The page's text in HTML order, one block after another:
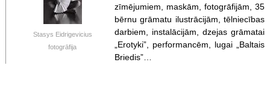
Stasys Eidrigevicius
fotogrāfija
zīmējumiem, maskām, fotogrāfijām, 35
bērnu grāmatu ilustrācijām, tēlniecības
darbiem, instalācijām, dzejas grāmatai
„Erotyki”, performancēm, lugai „Baltais
Briedis”…